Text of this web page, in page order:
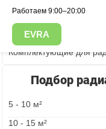
Работаем 9:00–20:00
EVRA
Радиаторы с боковым
Радиаторы с нижним
Комплектующие для
Подбор
5 - 10 м²
10 - 15 м²